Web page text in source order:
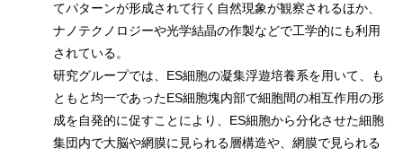
てパターンが形成されて行く自然現象が観察されるほか、
ナノテクノロジーや光学結晶の作製などで工学的にも利用
されている。
研究グループでは、ES細胞の凝集浮遊培養系を用いて、も
ともと均一であったES細胞塊内部で細胞間の相互作用の形
成を自発的に促すことにより、ES細胞から分化させた細胞
集団内で大脳や網膜に見られる層構造や、網膜で見られる